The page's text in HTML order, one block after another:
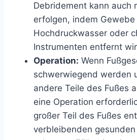
Debridement kann auch
erfolgen, indem
Hochdruckwasser oder
Instrumenten entfernt
Operation: Wenn
schwerwiegend werden
andere Teile des Fußes
eine Operation
großer Teil des Fußes
verbleibenden